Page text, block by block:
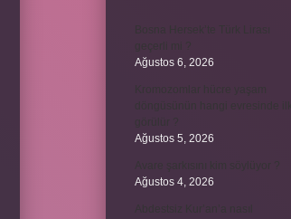
Ağustos 6, 2026
Ağustos 5, 2026
Ağustos 4, 2026